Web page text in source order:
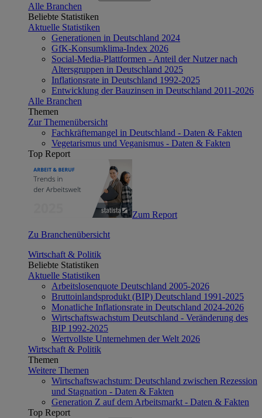
Alle Branchen
Beliebte Statistiken
Aktuelle Statistiken
Generationen in Deutschland 2024
GfK-Konsumklima-Index 2026
Social-Media-Plattformen - Anteil der Nutzer nach
Altersgruppen in Deutschland 2025
Inflationsrate in Deutschland 1992-2025
Entwicklung der Bauzinsen in Deutschland 2011-2026
Alle Branchen
Themen
Zur Themenübersicht
Fachkräftemangel in Deutschland - Daten & Fakten
Vegetarismus und Veganismus - Daten & Fakten
Top Report
Zum Report
Zu Branchenübersicht
Wirtschaft & Politik
Beliebte Statistiken
Aktuelle Statistiken
Arbeitslosenquote Deutschland 2005-2026
Bruttoinlandsprodukt (BIP) Deutschland 1991-2025
Monatliche Inflationsrate in Deutschland 2024-2026
Wirtschaftswachstum Deutschland - Veränderung des
BIP 1992-2025
Wertvollste Unternehmen der Welt 2026
Wirtschaft & Politik
Themen
Weitere Themen
Wirtschaftswachstum: Deutschland zwischen Rezession
und Stagnation - Daten & Fakten
Generation Z auf dem Arbeitsmarkt - Daten & Fakten
Top Report